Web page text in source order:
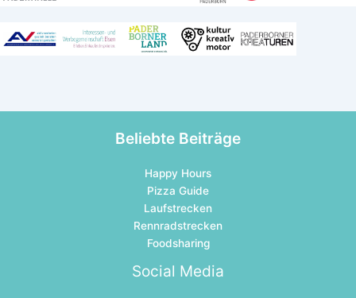
Beliebte Beiträge
Happy Hours
Pizza Guide
Laufstrecken
Rennradstrecken
Foodsharing
Social Media